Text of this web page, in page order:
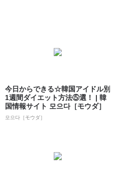
今日からできる☆韓国アイドル別
1週間ダイエット方法⑤選！ | 韓
国情報サイト 모으다［モウダ］
모으다［モウダ］